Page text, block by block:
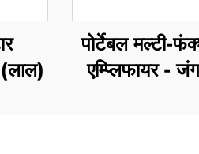
पोर्टेबल मल्टी-
एम्प्लिफायर -